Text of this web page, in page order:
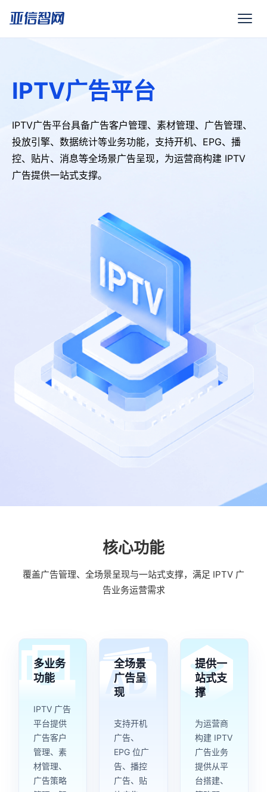
IPTV广告平台
IPTV广告平台具备广告客户管理、素材管理、广告管理、
投放引擎、数据统计等业务功能，支持开机、EPG、播
控、贴片、消息等全场景广告呈现，为运营商构建 IPTV
广告提供一站式支撑。
核心功能
覆盖广告管理、全场景呈现与一站式支撑，满足 IPTV 广
告业务运营需求
多业务
功能
IPTV 广告
平台提供
广告客户
管理、素
材管理、
广告策略
全场景
广告呈
现
支持开机
广告、
EPG 位广
告、播控
广告、贴
提供一
站式支
撑
为运营商
构建 IPTV
广告业务
提供从平
台搭建、